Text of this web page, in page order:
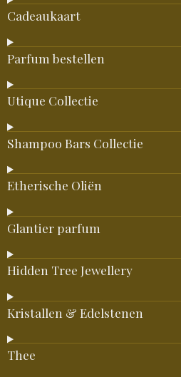
Cadeaukaart
Parfum bestellen
Utique Collectie
Shampoo Bars Collectie
Etherische Oliën
Glantier parfum
Hidden Tree Jewellery
Kristallen & Edelstenen
Thee